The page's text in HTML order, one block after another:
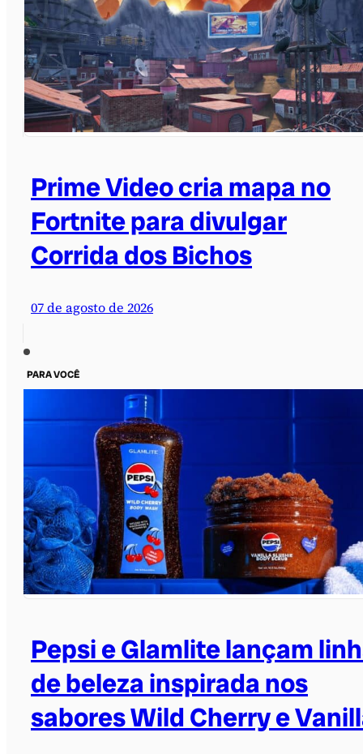
Prime Video cria mapa no
Fortnite para divulgar
Corrida dos Bichos
07 de agosto de 2026
PARA VOCÊ
Pepsi e Glamlite lançam
de beleza inspirada nos
sabores Wild Cherry e